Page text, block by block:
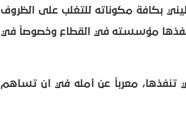
بكافة مكوناته للتغلب على الظروف
تنفذها مؤسسته في القطاع وخصوصاً في
تنفذها، معرباً عن أمله في ان تساهم